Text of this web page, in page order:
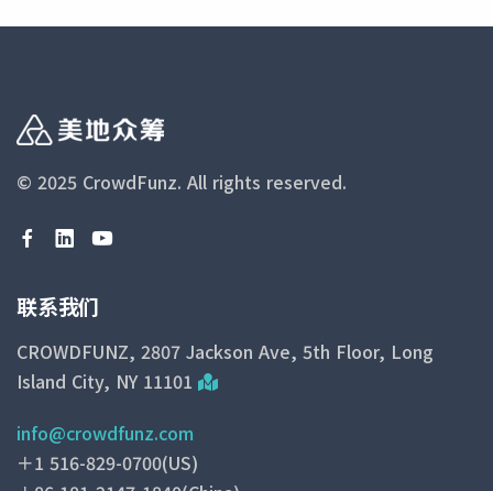
© 2025 CrowdFunz. All rights reserved.
联系我们
CROWDFUNZ, 2807 Jackson Ave, 5th Floor, Long
Island City, NY 11101
info@crowdfunz.com
＋1 516-829-0700(US)